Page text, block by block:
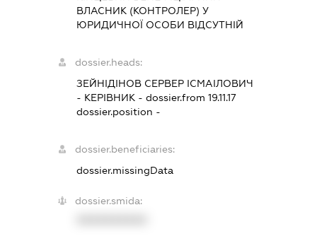
ВЛАСНИК (КОНТРОЛЕР) У
ЮРИДИЧНОЇ ОСОБИ ВІДСУТНІЙ
dossier.heads:
ЗЕЙНІДІНОВ СЕРВЕР ІСМАІЛОВИЧ
- КЕРІВНИК - dossier.from 19.11.17
dossier.position -
dossier.beneficiaries:
dossier.missingData
dossier.smida: